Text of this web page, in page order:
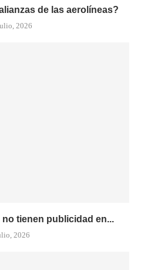
de las aerolíneas?
2026
tienen publicidad en...
2026